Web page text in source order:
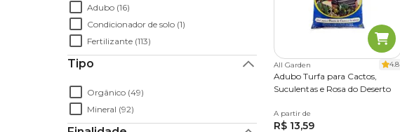
Adubo (16)
Condicionador de solo (1)
Fertilizante (113)
Tipo
Orgânico (49)
Mineral (92)
All Garden 4.8
Adubo Turfa para Cactos,
Suculentas e Rosa do Deserto
2 kg
A partir de
R$ 13,59